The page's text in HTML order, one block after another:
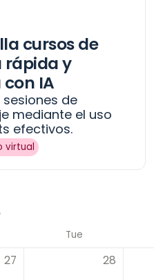
cursos de
rápida y
IA
de
mediante el uso
efectivos.
virtual
Tue
27 28